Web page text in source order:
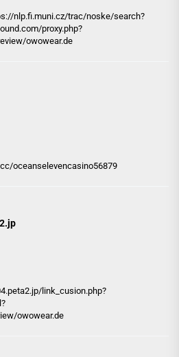
nlp.fi.muni.cz/trac/noske/search?
proxy.php?
owowear.de
/oceanselevencasino56879
/link_cusion.php?
owowear.de